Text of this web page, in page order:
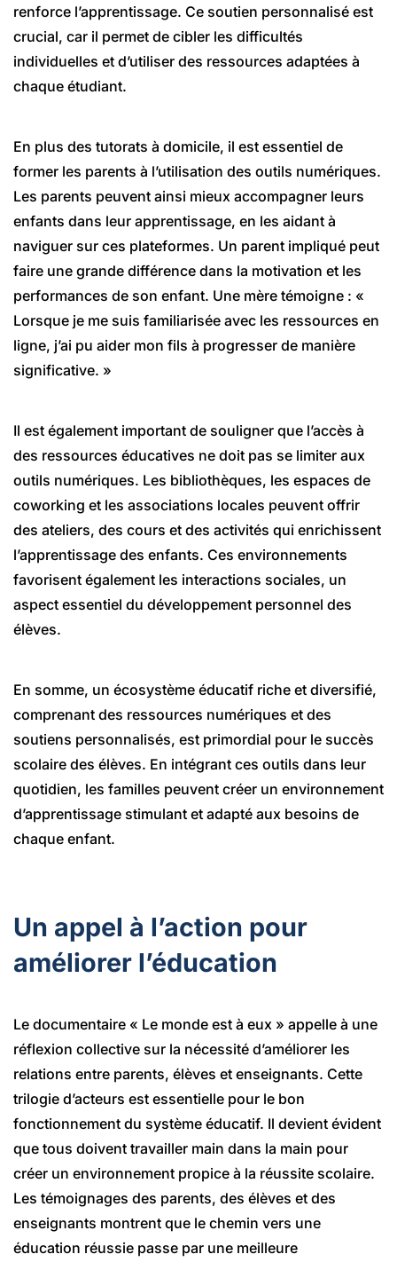
renforce l’apprentissage. Ce soutien personnalisé est
crucial, car il permet de cibler les difficultés
individuelles et d’utiliser des ressources adaptées à
chaque étudiant.
En plus des tutorats à domicile, il est essentiel de
former les parents à l’utilisation des outils numériques.
Les parents peuvent ainsi mieux accompagner leurs
enfants dans leur apprentissage, en les aidant à
naviguer sur ces plateformes. Un parent impliqué peut
faire une grande différence dans la motivation et les
performances de son enfant. Une mère témoigne : «
Lorsque je me suis familiarisée avec les ressources en
ligne, j’ai pu aider mon fils à progresser de manière
significative. »
Il est également important de souligner que l’accès à
des ressources éducatives ne doit pas se limiter aux
outils numériques. Les bibliothèques, les espaces de
coworking et les associations locales peuvent offrir
des ateliers, des cours et des activités qui enrichissent
l’apprentissage des enfants. Ces environnements
favorisent également les interactions sociales, un
aspect essentiel du développement personnel des
élèves.
En somme, un écosystème éducatif riche et diversifié,
comprenant des ressources numériques et des
soutiens personnalisés, est primordial pour le succès
scolaire des élèves. En intégrant ces outils dans leur
quotidien, les familles peuvent créer un environnement
d’apprentissage stimulant et adapté aux besoins de
chaque enfant.
Un appel à l’action pour
améliorer l’éducation
Le documentaire « Le monde est à eux » appelle à une
réflexion collective sur la nécessité d’améliorer les
relations entre parents, élèves et enseignants. Cette
trilogie d’acteurs est essentielle pour le bon
fonctionnement du système éducatif. Il devient évident
que tous doivent travailler main dans la main pour
créer un environnement propice à la réussite scolaire.
Les témoignages des parents, des élèves et des
enseignants montrent que le chemin vers une
éducation réussie passe par une meilleure